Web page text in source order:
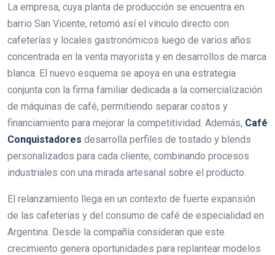
La empresa, cuya planta de producción se encuentra en
barrio San Vicente, retomó así el vínculo directo con
cafeterías y locales gastronómicos luego de varios años
concentrada en la venta mayorista y en desarrollos de marca
blanca. El nuevo esquema se apoya en una estrategia
conjunta con la firma familiar dedicada a la comercialización
de máquinas de café, permitiendo separar costos y
financiamiento para mejorar la competitividad. Además, Café
Conquistadores desarrolla perfiles de tostado y blends
personalizados para cada cliente, combinando procesos
industriales con una mirada artesanal sobre el producto.
El relanzamiento llega en un contexto de fuerte expansión
de las cafeterías y del consumo de café de especialidad en
Argentina. Desde la compañía consideran que este
crecimiento genera oportunidades para replantear modelos